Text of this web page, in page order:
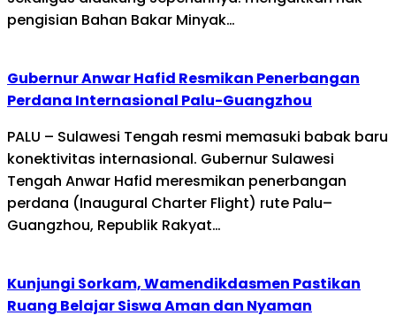
pengisian Bahan Bakar Minyak…
Gubernur Anwar Hafid Resmikan Penerbangan
Perdana Internasional Palu-Guangzhou
PALU – Sulawesi Tengah resmi memasuki babak baru
konektivitas internasional. Gubernur Sulawesi
Tengah Anwar Hafid meresmikan penerbangan
perdana (Inaugural Charter Flight) rute Palu–
Guangzhou, Republik Rakyat…
Kunjungi Sorkam, Wamendikdasmen Pastikan
Ruang Belajar Siswa Aman dan Nyaman